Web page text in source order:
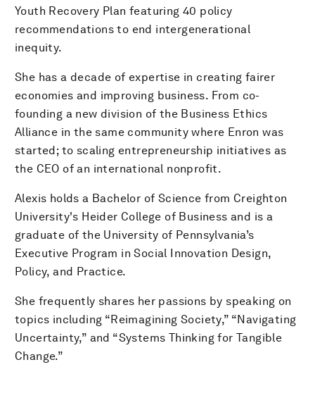
Youth Recovery Plan featuring 40 policy
recommendations to end intergenerational
inequity.
She has a decade of expertise in creating fairer
economies and improving business. From co-
founding a new division of the Business Ethics
Alliance in the same community where Enron was
started; to scaling entrepreneurship initiatives as
the CEO of an international nonprofit.
Alexis holds a Bachelor of Science from Creighton
University's Heider College of Business and is a
graduate of the University of Pennsylvania’s
Executive Program in Social Innovation Design,
Policy, and Practice.
She frequently shares her passions by speaking on
topics including “Reimagining Society,” “Navigating
Uncertainty,” and “Systems Thinking for Tangible
Change.”